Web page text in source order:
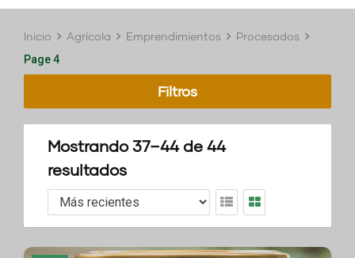
Inicio Agrícola Emprendimientos Procesados
Page 4
Filtros
Mostrando 37–44 de 44
resultados